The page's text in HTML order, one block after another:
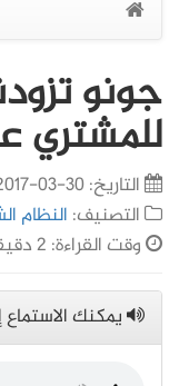
جونو
للمشتري
التاريخ:30-03-2017
التصنيف: النظام
وقت القراءة: 2 دقيقة, 46 ثانية
يمكنك